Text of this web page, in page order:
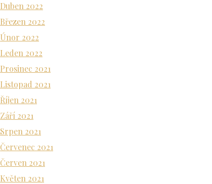
Duben 2022
Březen 2022
Únor 2022
Leden 2022
Prosinec 2021
Listopad 2021
Říjen 2021
Září 2021
Srpen 2021
Červenec 2021
Červen 2021
Květen 2021